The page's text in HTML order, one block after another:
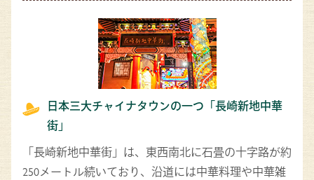
日本三大チャイナタウンの一つ「長崎新地中華
街」
「長崎新地中華街」は、東西南北に石畳の十字路が約
250メートル続いており、沿道には中華料理や中華雑